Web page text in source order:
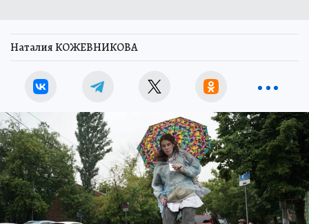
Наталия КОЖЕВНИКОВА